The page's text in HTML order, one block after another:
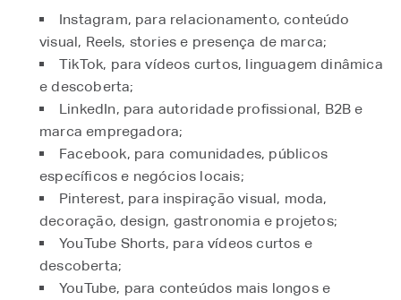
Instagram, para relacionamento, conteúdo
visual, Reels, stories e presença de marca;
TikTok, para vídeos curtos, linguagem dinâmica
e descoberta;
LinkedIn, para autoridade profissional, B2B e
marca empregadora;
Facebook, para comunidades, públicos
específicos e negócios locais;
Pinterest, para inspiração visual, moda,
decoração, design, gastronomia e projetos;
YouTube Shorts, para vídeos curtos e
descoberta;
YouTube, para conteúdos mais longos e